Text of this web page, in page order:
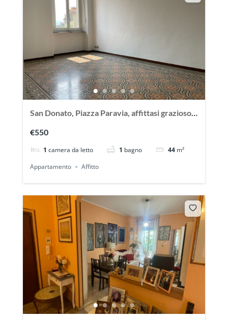
San Donato, Piazza Paravia, affittasi grazioso
€550
1 camera da letto 1 bagno 44 m²
Appartamento
Affitto